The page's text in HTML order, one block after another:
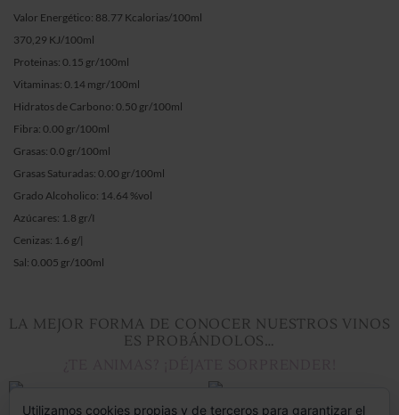
Valor Energético: 88.77 Kcalorias/100ml
370,29 KJ/100ml
Proteinas: 0.15 gr/100ml
Vitaminas: 0.14 mgr/100ml
Hidratos de Carbono: 0.50 gr/100ml
Fibra: 0.00 gr/100ml
Grasas: 0.0 gr/100ml
Grasas Saturadas: 0.00 gr/100ml
Grado Alcoholico: 14.64 %vol
Azúcares: 1.8 gr/I
Cenizas: 1.6 g/|
Sal: 0.005 gr/100ml
LA MEJOR FORMA DE CONOCER NUESTROS VINOS
ES PROBÁNDOLOS…
Utilizamos cookies propias y de terceros para garantizar el